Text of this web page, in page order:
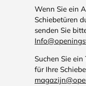
Wenn Sie ein
Schiebetüren
senden Sie
Suchen Sie ein
für Ihre